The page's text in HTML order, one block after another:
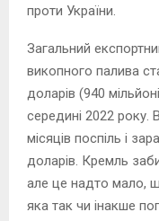
проти України.
Загальний
викопного палива
доларів (940
середині 2022 року.
місяців поспіль і
доларів. Кремль
але це надто мало,
яка так чи інакше